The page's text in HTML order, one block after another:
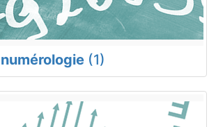
numérologie (1)